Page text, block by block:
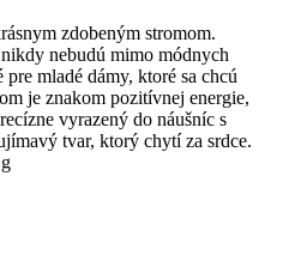
zdobeným stromom.
nebudú mimo módnych
mladé dámy, ktoré sa chcú
je znakom pozitívnej energie,
vyrazený do náušníc s
tvar, ktorý chytí za srdce.